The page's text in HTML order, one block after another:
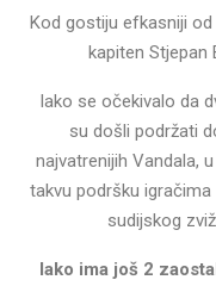
Kod gostiju efkasniji
kapiten Stjepan
Iako se očekivalo da
su došli podržati
najvatrenijih Vandala,
takvu podršku
sudijskog
Iako ima još 2